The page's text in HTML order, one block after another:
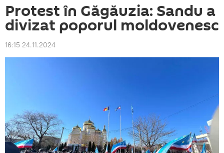
Protest în Găgăuzia: Sandu a
divizat poporul moldovenesc
16:15 24.11.2024